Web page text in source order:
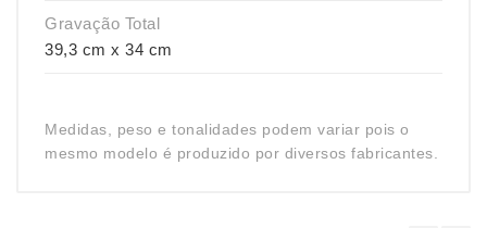
Gravação Total
39,3 cm x 34 cm
Medidas, peso e tonalidades podem variar pois o
mesmo modelo é produzido por diversos fabricantes.